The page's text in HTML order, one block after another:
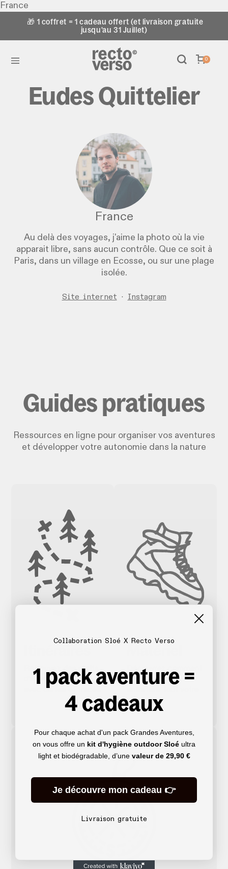
France
🎁 1 coffret = 1 cadeau offert (et livraison gratuite
jusqu'au 31 Juillet)
0
Eudes Quittelier
France
Au delà des voyages, j'aime la photo où la vie
apparait libre, sans aucun contrôle. Que ce soit à
Paris, dans un village en Ecosse, ou sur une plage
isolée.
Site internet · Instagram
Guides pratiques
Ressources en ligne pour organiser vos aventures
et développer votre autonomie dans la nature
Retrouvez des récits
d’aventures détaillés,
avec cartes et tracés
Découvrez comment
choisir, utiliser et
matériel
Collaboration Sloé X Recto Verso
1 pack aventure =
4 cadeaux
Pour chaque achat d'un pack Grandes Aventures,
on vous offre un kit d'hygiène outdoor Sloé ultra
light et biodégradable, d’une valeur de 29,90 €
Je découvre mon cadeau 👉
Livraison gratuite